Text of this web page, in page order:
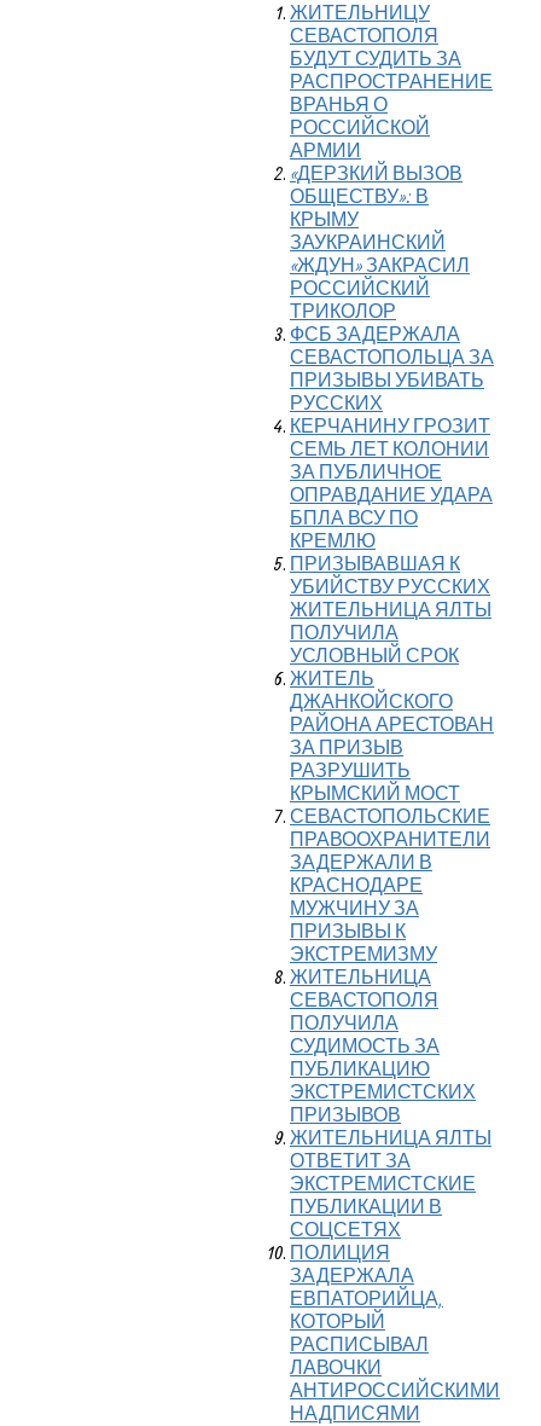
ЖИТЕЛЬНИЦУ
СЕВАСТОПОЛЯ
БУДУТ СУДИТЬ ЗА
РАСПРОСТРАНЕНИЕ
ВРАНЬЯ О
РОССИЙСКОЙ
АРМИИ
«ДЕРЗКИЙ ВЫЗОВ
ОБЩЕСТВУ»: В
КРЫМУ
ЗАУКРАИНСКИЙ
«ЖДУН» ЗАКРАСИЛ
РОССИЙСКИЙ
ТРИКОЛОР
ФСБ ЗАДЕРЖАЛА
СЕВАСТОПОЛЬЦА ЗА
ПРИЗЫВЫ УБИВАТЬ
РУССКИХ
КЕРЧАНИНУ ГРОЗИТ
СЕМЬ ЛЕТ КОЛОНИИ
ЗА ПУБЛИЧНОЕ
ОПРАВДАНИЕ УДАРА
БПЛА ВСУ ПО
КРЕМЛЮ
ПРИЗЫВАВШАЯ К
УБИЙСТВУ РУССКИХ
ЖИТЕЛЬНИЦА ЯЛТЫ
ПОЛУЧИЛА
УСЛОВНЫЙ СРОК
ЖИТЕЛЬ
ДЖАНКОЙСКОГО
РАЙОНА АРЕСТОВАН
ЗА ПРИЗЫВ
РАЗРУШИТЬ
КРЫМСКИЙ МОСТ
СЕВАСТОПОЛЬСКИЕ
ПРАВООХРАНИТЕЛИ
ЗАДЕРЖАЛИ В
КРАСНОДАРЕ
МУЖЧИНУ ЗА
ПРИЗЫВЫ К
ЭКСТРЕМИЗМУ
ЖИТЕЛЬНИЦА
СЕВАСТОПОЛЯ
ПОЛУЧИЛА
СУДИМОСТЬ ЗА
ПУБЛИКАЦИЮ
ЭКСТРЕМИСТСКИХ
ПРИЗЫВОВ
ЖИТЕЛЬНИЦА ЯЛТЫ
ОТВЕТИТ ЗА
ЭКСТРЕМИСТСКИЕ
ПУБЛИКАЦИИ В
СОЦСЕТЯХ
ПОЛИЦИЯ
ЗАДЕРЖАЛА
ЕВПАТОРИЙЦА,
КОТОРЫЙ
РАСПИСЫВАЛ
ЛАВОЧКИ
АНТИРОССИЙСКИМИ
НАДПИСЯМИ